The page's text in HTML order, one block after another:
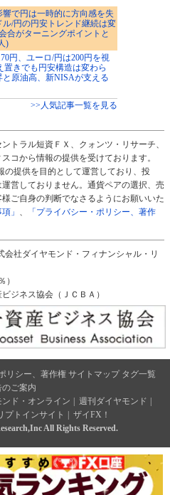
響で円は一時的に方向感を失
ル/円の円安トレンド継続は変
合がターニングポイントと
)
円、ユーロ/円は200円を視
置きでも円安構造は変わら
原油高、新NISAが支える
>>人気記事一覧を見る
トラル短資ＦＸ、クォンツ・リサーチ、
コから情報の提供を受けております。
提供を目的として運営しており、投
営しておりません。通貨ペアの選択、売
ご自身の判断でなさるようにお願いいた
」
「プライバシー・ポリシー、著作
社ダイヤモンド・フィナンシャル・リ
）
ジネス協会（ＪＣＢＡ）
リシー、著作権 サイトマップ タグ一覧
のご案内
ンド・オンライン 週刊ダイヤモンド
プトインサイト
ザイFX！
All Rights Reserved.